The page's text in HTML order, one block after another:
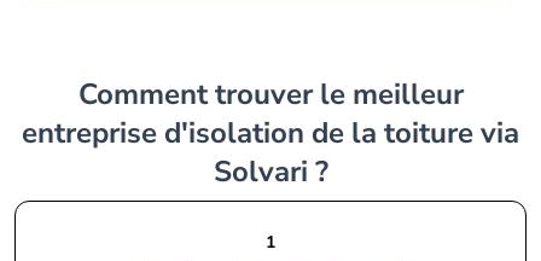
Comment trouver le meilleur
entreprise d'isolation de la toiture via
Solvari ?
1